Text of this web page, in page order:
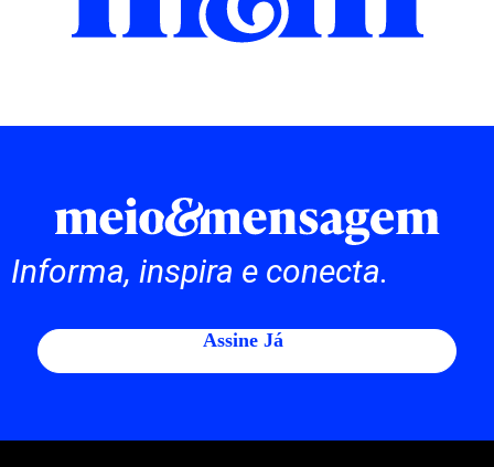
Informa, inspira e conecta.
Assine Já